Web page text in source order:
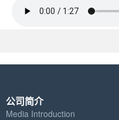
公司简介
Media Introduction